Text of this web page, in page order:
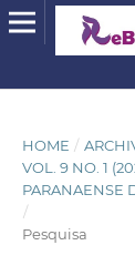
HOME /
VOL. 9 NO. 1
PARANAENSE
/
Pesquisa